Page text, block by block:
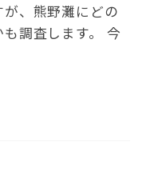
、熊野灘にどの
調査します。 今